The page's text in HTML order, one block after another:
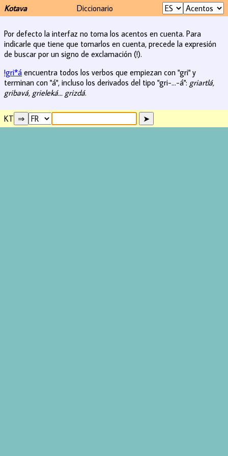
Kotava Diccionario
Por defecto la interfaz no toma los acentos en cuenta. Para
indicarle que tiene que tomarlos en cuenta, precede la expresión
de buscar por un signo de exclamación (!).
!gri*á encuentra todos los verbos que empiezan con "gri" y
terminan con "á", incluso los derivados del tipo "gri-...-á": griartlá,
gribavá, grieleká... grizdá.
KT